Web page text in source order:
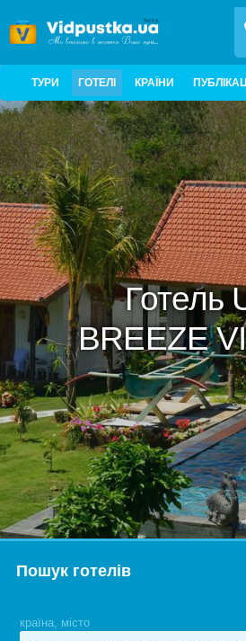
ТУРИ ГОТЕЛІ КРАЇНИ
Готель
BREEZE
Пошук готелів
країна, місто